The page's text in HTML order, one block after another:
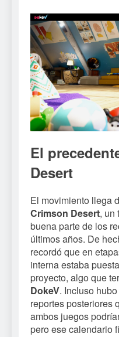
El
Desert
El movimiento llega
Crimson Desert, un
buena parte de los
últimos años. De
recordó que en
interna estaba
proyecto, algo que
DokeV. Incluso
reportes posteriores
ambos juegos
pero ese calendario